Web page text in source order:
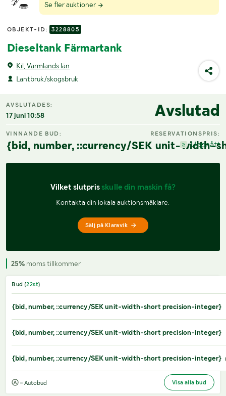
Se fler auktioner
OBJEKT-ID: 3228805
Dieseltank Färmartank
Kil, Värmlands län
Lantbruk/skogsbruk
AVSLUTADES:
17 juni 10:58 Avslutad
VINNANDE BUD:
{bid, number, ::currency/SEK unit-width-
RESERVATIONSPRIS:
Uppnått
Vilket slutpris skulle din maskin få?
Kontakta din lokala auktionsmäklare.
Sälj på Klaravik
25% moms tillkommer
Bud (22st)
{bid, number, ::currency/SEK unit-width-short precision-integer}
{bid, number, ::currency/SEK unit-width-short precision-integer}
{bid, number, ::currency/SEK unit-width-short precision-integer}
= Autobud Visa alla bud